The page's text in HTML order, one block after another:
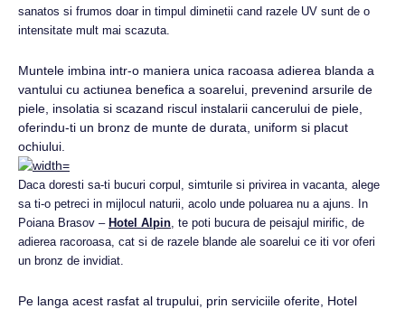
sanatos si frumos doar in timpul diminetii cand razele UV sunt de o
intensitate mult mai scazuta.
Muntele imbina intr-o maniera unica racoasa adierea blanda a
vantului cu actiunea benefica a soarelui, prevenind arsurile de
piele, insolatia si scazand riscul instalarii cancerului de piele,
oferindu-ti un bronz de munte de durata, uniform si placut
ochiului.
Daca doresti sa-ti bucuri corpul, simturile si privirea in vacanta, alege
sa ti-o petreci in mijlocul naturii, acolo unde poluarea nu a ajuns. In
Poiana Brasov – Hotel Alpin, te poti bucura de peisajul mirific, de
adierea racoroasa, cat si de razele blande ale soarelui ce iti vor oferi
un bronz de invidiat.
Pe langa acest rasfat al trupului, prin serviciile oferite, Hotel